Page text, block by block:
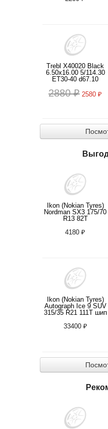
Trebl X40020 Black
6.50x16.00 5/114.30
ET30-40 d67.10
2880 ₽ 2580 ₽
Ikon (Nokian Tyres)
Nordman SX3 175/70
R13 82T
4180 ₽
Ikon (Nokian Tyres)
Autograph Ice 9 SUV
315/35 R21 111T шип
33400 ₽